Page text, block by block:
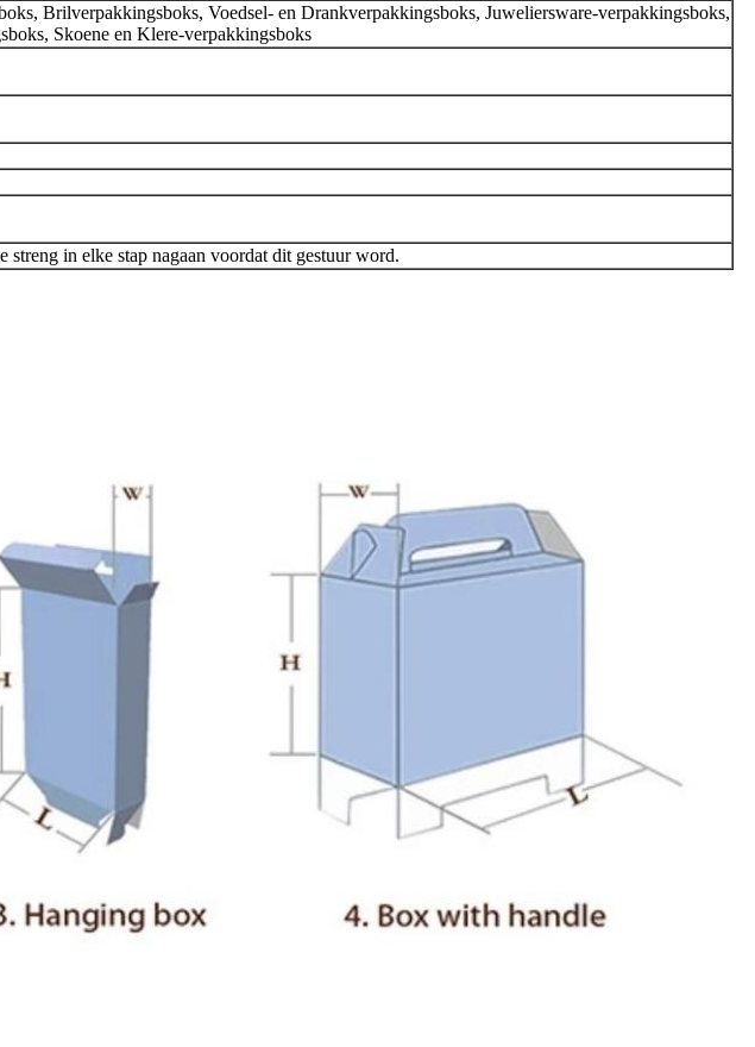
Brilverpakkingsboks, Voedsel- en Drankverpakkingsboks, Juweliersware-verpakkingsboks,
Skoene en Klere-verpakkingsboks
in elke stap nagaan voordat dit gestuur word.